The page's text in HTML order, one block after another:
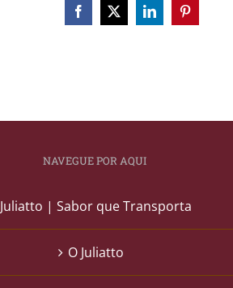
NAVEGUE POR AQUI
Juliatto | Sabor que Transporta
O Juliatto